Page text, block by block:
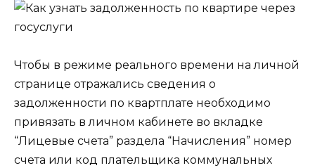
Чтобы в режиме реального времени на личной
странице отражались сведения о
задолженности по квартплате необходимо
привязать в личном кабинете во вкладке
“Лицевые счета” раздела “Начисления” номер
счета или код плательщика коммунальных